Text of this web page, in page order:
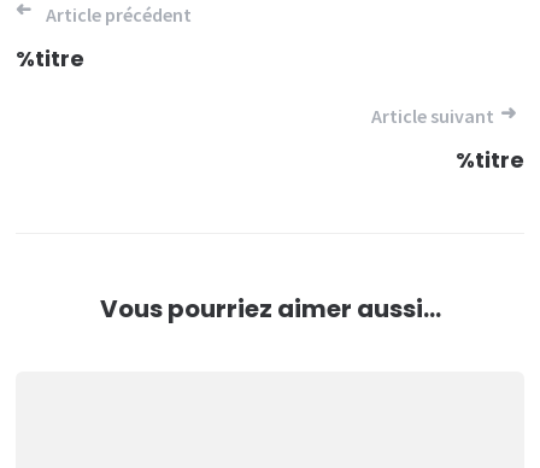
Navigation
de
Article précédent
%titre
Article suivant
%titre
Vous pourriez aimer aussi...